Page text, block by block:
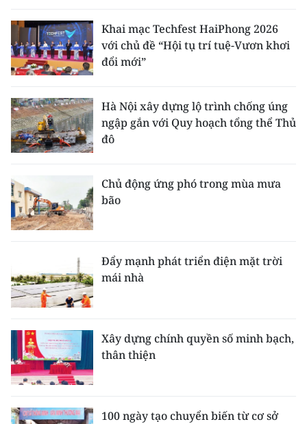
Khai mạc Techfest HaiPhong 2026
với chủ đề “Hội tụ trí tuệ-Vươn khơi
đổi mới”
Hà Nội xây dựng lộ trình chống úng
ngập gắn với Quy hoạch tổng thể Thủ
đô
Chủ động ứng phó trong mùa mưa
bão
Đẩy mạnh phát triển điện mặt trời
mái nhà
Xây dựng chính quyền số minh bạch,
thân thiện
100 ngày tạo chuyển biến từ cơ sở